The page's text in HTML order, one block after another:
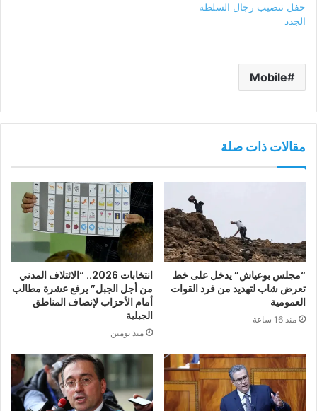
حفل تنصيب رجال السلطة
الجدد
Mobile
مقالات ذات صلة
“مجلس بوعياش” يدخل على خط
تعرض شاب لتهديد من فرد القوات
العمومية
منذ 16 ساعة
انتخابات 2026.. “الائتلاف المدني
من أجل الجبل” يرفع عشرة مطالب
أمام الأحزاب لإنصاف المناطق
الجبلية
منذ يومين